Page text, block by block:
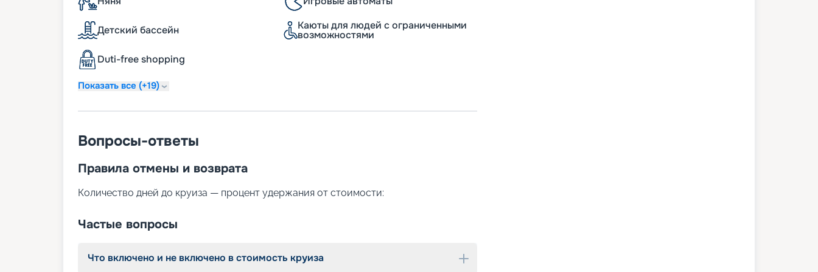
приключение.
Детский бассейн Каюты для людей с ограниченными
возможностями
Duti-free shopping
Показать все (+19)
Вопросы-ответы
Правила отмены и возврата
Количество дней до круиза — процент удержания от стоимости:
Частые вопросы
Что включено и не включено в стоимость круиза